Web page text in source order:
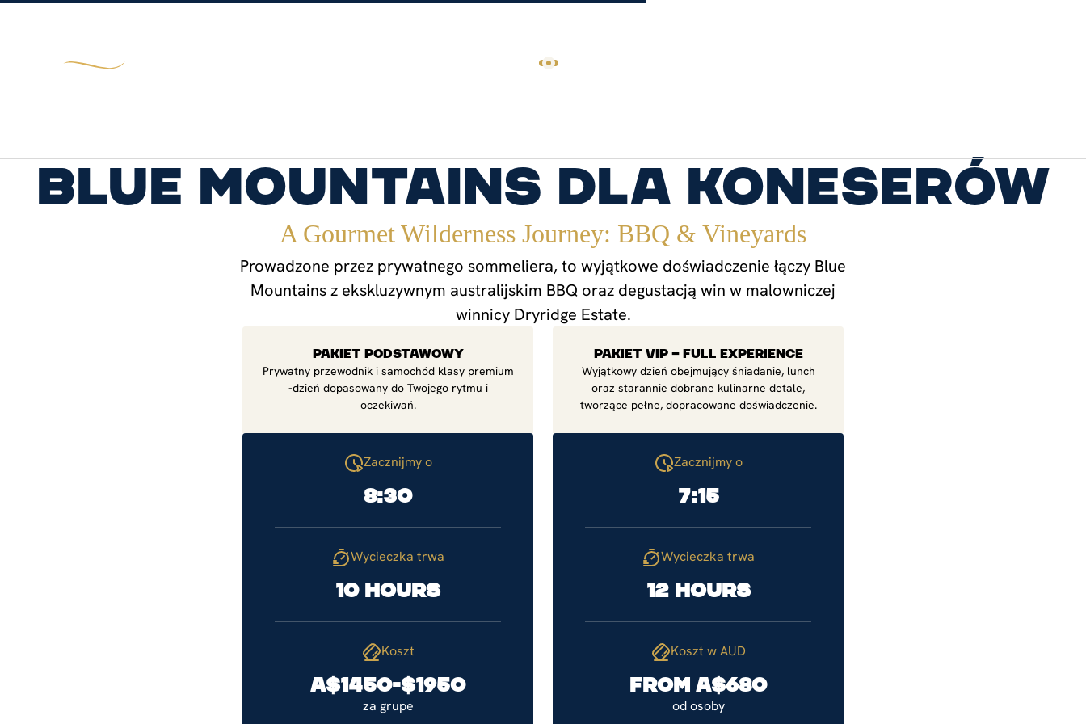
Blue Mountains dla koneserów
A Gourmet Wilderness Journey: BBQ & Vineyards
Prowadzone przez prywatnego sommeliera, to wyjątkowe doświadczenie łączy Blue
Mountains z ekskluzywnym australijskim BBQ oraz degustacją win w malowniczej
winnicy Dryridge Estate.
PAKIET PODSTAWOWY
Prywatny przewodnik i samochód klasy premium
-dzień dopasowany do Twojego rytmu i
oczekiwań.
Zacznijmy o
8:30
Wycieczka trwa
10 hours
Koszt
A$1450-$1950
za grupe
PAKIET VIP – FULL EXPERIENCE
Wyjątkowy dzień obejmujący śniadanie, lunch
oraz starannie dobrane kulinarne detale,
tworzące pełne, dopracowane doświadczenie.
Zacznijmy o
7:15
Wycieczka trwa
12 hours
Koszt w AUD
From A$680
od osoby